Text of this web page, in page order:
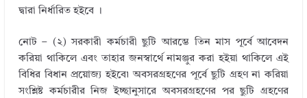
দ্বারা নির্ধারিত হইবে ।
নোট – (২) সরকারী কর্মচারী ছুটি আরম্ভে তিন মাস পূর্বে আবেদন
করিয়া থাকিলে এবং তাহার জনস্বার্থে নামঞ্জুর করা হইয়া থাকিলে এই
বিধির বিধান প্রয়োজ্য হইবে৷ অবসরগ্রহণের পূর্বে ছুটি গ্রহণ না করিয়া
সংশ্লিষ্ট কর্মচারীর নিজ ইচ্ছানুসারে অবসরগ্রহণের পর ছুটি গ্রহণের